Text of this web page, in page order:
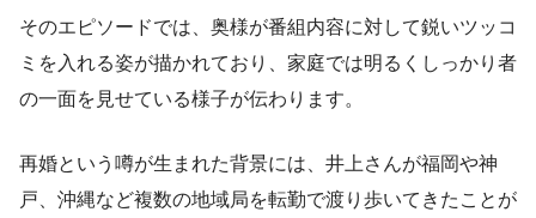
そのエピソードでは、奥様が番組内容に対して鋭いツッコ
ミを入れる姿が描かれており、家庭では明るくしっかり者
の一面を見せている様子が伝わります。
再婚という噂が生まれた背景には、井上さんが福岡や神
戸、沖縄など複数の地域局を転勤で渡り歩いてきたことが